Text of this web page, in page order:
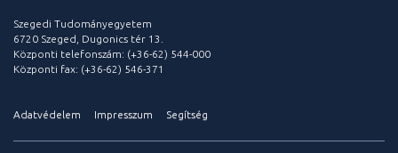
Szegedi Tudományegyetem
6720 Szeged, Dugonics tér 13.
Központi telefonszám: (+36-62) 544-000
Központi fax: (+36-62) 546-371
Adatvédelem Impresszum Segítség